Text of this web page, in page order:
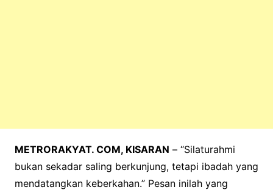
METRORAKYAT. COM, KISARAN – “Silaturahmi
bukan sekadar saling berkunjung, tetapi ibadah yang
mendatangkan keberkahan.” Pesan inilah yang